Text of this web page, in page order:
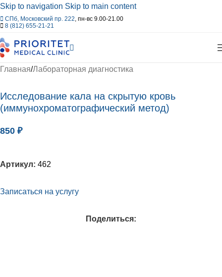
Skip to navigation Skip to main content
СПб, Московский пр. 222, пн-вс 9.00-21.00
8 (812) 655-21-21
Главная/Лабораторная диагностика
Исследование кала на скрытую кровь
(иммунохроматографический метод)
850 ₽
Артикул: 462
Записаться на услугу
Поделиться: